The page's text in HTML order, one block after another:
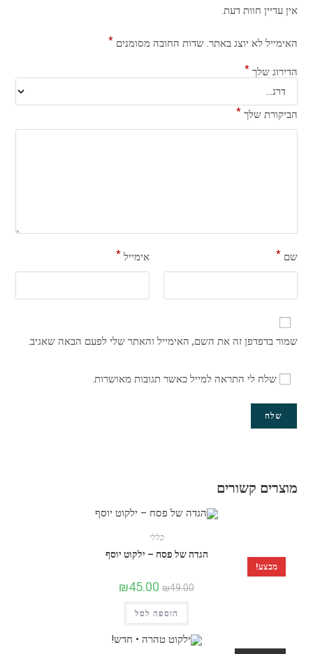
אין עדיין חוות דעת.
האימייל לא יוצג באתר. שדות החובה מסומנים *
הדירוג שלך *
הביקורת שלך *
שם * אימייל *
שמור בדפדפן זה את השם, האימייל והאתר שלי לפעם הבאה שאגיב.
שלח לי התראה למייל כאשר תגובות מאושרות.
מוצרים קשורים
מבצע!
כללי
הגדה של פסח – ילקוט יוסף
₪49.00
₪45.00
הוספה לסל